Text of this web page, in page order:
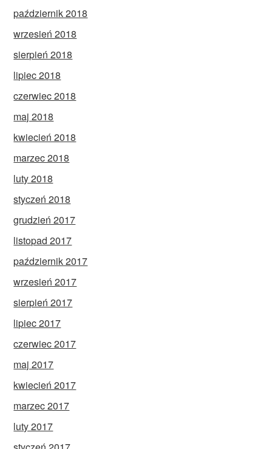
październik 2018
wrzesień 2018
sierpień 2018
lipiec 2018
czerwiec 2018
maj 2018
kwiecień 2018
marzec 2018
luty 2018
styczeń 2018
grudzień 2017
listopad 2017
październik 2017
wrzesień 2017
sierpień 2017
lipiec 2017
czerwiec 2017
maj 2017
kwiecień 2017
marzec 2017
luty 2017